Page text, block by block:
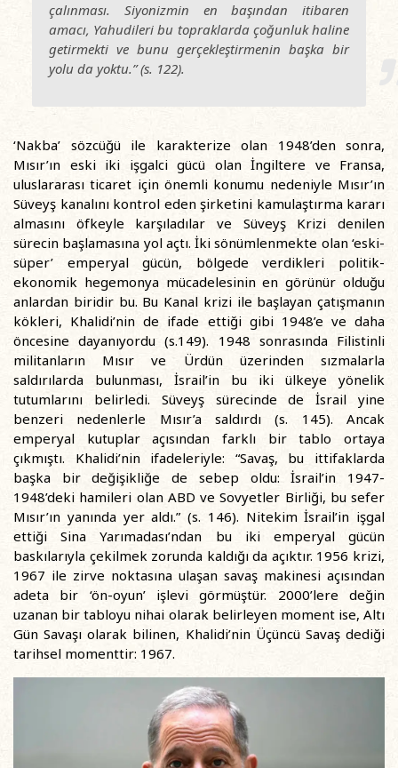
çalınması. Siyonizmin en başından itibaren
amacı, Yahudileri bu topraklarda çoğunluk haline
getirmekti ve bunu gerçekleştirmenin başka bir
yolu da yoktu.” (s. 122).
‘Nakba’ sözcüğü ile karakterize olan 1948’den sonra,
Mısır’ın eski iki işgalci gücü olan İngiltere ve Fransa,
uluslararası ticaret için önemli konumu nedeniyle Mısır’ın
Süveyş kanalını kontrol eden şirketini kamulaştırma kararı
almasını öfkeyle karşıladılar ve Süveyş Krizi denilen
sürecin başlamasına yol açtı. İki sönümlenmekte olan ‘eski-
süper’ emperyal gücün, bölgede verdikleri politik-
ekonomik hegemonya mücadelesinin en görünür olduğu
anlardan biridir bu. Bu Kanal krizi ile başlayan çatışmanın
kökleri, Khalidi’nin de ifade ettiği gibi 1948’e ve daha
öncesine dayanıyordu (s.149). 1948 sonrasında Filistinli
militanların Mısır ve Ürdün üzerinden sızmalarla
saldırılarda bulunması, İsrail’in bu iki ülkeye yönelik
tutumlarını belirledi. Süveyş sürecinde de İsrail yine
benzeri nedenlerle Mısır’a saldırdı (s. 145). Ancak
emperyal kutuplar açısından farklı bir tablo ortaya
çıkmıştı. Khalidi’nin ifadeleriyle: “Savaş, bu ittifaklarda
başka bir değişikliğe de sebep oldu: İsrail’in 1947-
1948’deki hamileri olan ABD ve Sovyetler Birliği, bu sefer
Mısır’ın yanında yer aldı.” (s. 146). Nitekim İsrail’in işgal
ettiği Sina Yarımadası’ndan bu iki emperyal gücün
baskılarıyla çekilmek zorunda kaldığı da açıktır. 1956 krizi,
1967 ile zirve noktasına ulaşan savaş makinesi açısından
adeta bir ‘ön-oyun’ işlevi görmüştür. 2000’lere değin
uzanan bir tabloyu nihai olarak belirleyen moment ise, Altı
Gün Savaşı olarak bilinen, Khalidi’nin Üçüncü Savaş dediği
tarihsel momenttir: 1967.